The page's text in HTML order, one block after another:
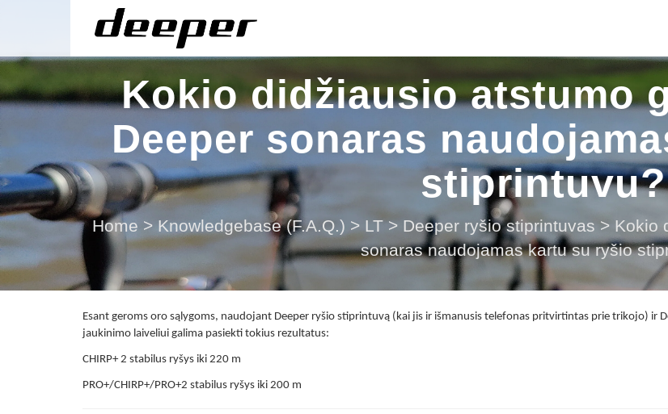
Kokio didžiausio atstumo
Deeper sonaras
stiprintuvu?
Home > Knowledgebase (F.A.Q.) > LT > Deeper ryšio stiprintuvas > Kokio
sonaras naudojamas kartu su ryšio
Esant geroms oro sąlygoms, naudojant Deeper ryšio stiprintuvą (kai jis ir išmanusis telefonas pritvirtintas prie trikojo) ir
jaukinimo laiveliui galima pasiekti tokius rezultatus:
CHIRP+ 2 stabilus ryšys iki 220 m
PRO+/CHIRP+/PRO+2 stabilus ryšys iki 200 m